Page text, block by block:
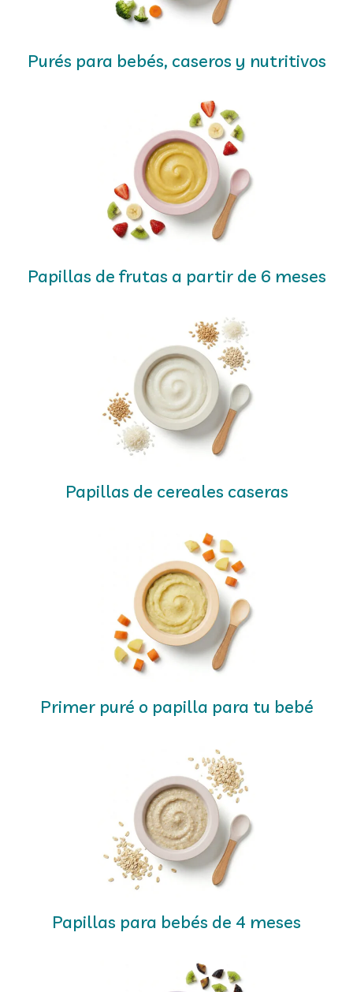
Purés para bebés, caseros y nutritivos
Papillas de frutas a partir de 6 meses
Papillas de cereales caseras
Primer puré o papilla para tu bebé
Papillas para bebés de 4 meses